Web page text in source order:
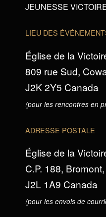
JEUNESSE
LIEU DES
Église de la
809 rue Sud,
J2K 2Y5 Canada
(pour les rencontres en
ADRESSE POSTALE
Église de la
C.P. 188,
J2L 1A9 Canada
(pour les envois de